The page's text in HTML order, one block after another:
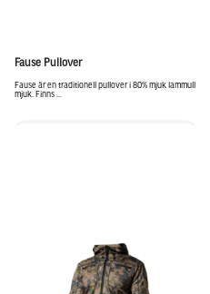
Fause Pullover
Fause är en traditionell pullover i 80% mjuk lammull
mjuk. Finns ...